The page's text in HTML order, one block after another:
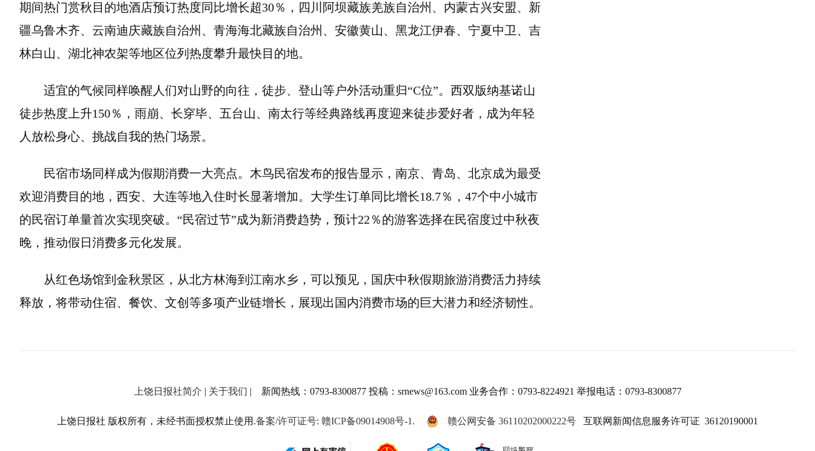
期间热门赏秋目的地酒店预订热度同比增长超30％，四川阿坝藏族羌族自治州、内蒙古兴安盟、新
疆乌鲁木齐、云南迪庆藏族自治州、青海海北藏族自治州、安徽黄山、黑龙江伊春、宁夏中卫、吉
林白山、湖北神农架等地区位列热度攀升最快目的地。
适宜的气候同样唤醒人们对山野的向往，徒步、登山等户外活动重归“C位”。西双版纳基诺山
徒步热度上升150％，雨崩、长穿毕、五台山、南太行等经典路线再度迎来徒步爱好者，成为年轻
人放松身心、挑战自我的热门场景。
民宿市场同样成为假期消费一大亮点。木鸟民宿发布的报告显示，南京、青岛、北京成为最受
欢迎消费目的地，西安、大连等地入住时长显著增加。大学生订单同比增长18.7％，47个中小城市
的民宿订单量首次实现突破。“民宿过节”成为新消费趋势，预计22％的游客选择在民宿度过中秋夜
晚，推动假日消费多元化发展。
从红色场馆到金秋景区，从北方林海到江南水乡，可以预见，国庆中秋假期旅游消费活力持续
释放，将带动住宿、餐饮、文创等多项产业链增长，展现出国内消费市场的巨大潜力和经济韧性。
上饶日报社简介 | 关于我们 | 新闻热线：0793-8300877 投稿：srnews@163.com 业务合作：0793-8224921 举报电话：0793-8300877
上饶日报社 版权所有，未经书面授权禁止使用.备案/许可证号: 赣ICP备09014908号-1. 赣公网安备 36110202000222号 互联网新闻信息服务许可证 36120190001